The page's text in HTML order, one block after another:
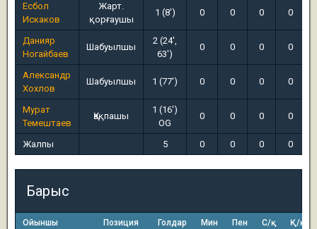
Есбол
Искаков
Жарт.
қорғаушы
1 (8') 0 0 0 0
Данияр
Ногайбаев
Шабуылшы
2 (24',
63')
0 0 0 0
Александр
Хохлов
Шабуылшы 1 (77') 0 0 0 0
Мурат
Темештаев
Қақпашы
1 (16')
OG
0 0 0 0
Жалпы 5 0 0 0 0
Барыс
Ойыншы Позиция Голдар Мин Пен С/қ Қ/қ